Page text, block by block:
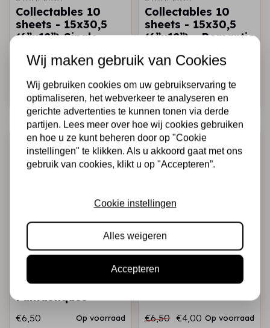
Collectables 10
sheets - 15x30,5
(6”x12”) Single
Op voorraad
Snel toevoegen
Collectables 10
sheets - 15x30,5
(6”x12”) - Romantic
Snel toevoegen
STAMPERIA
Collectables 10
sheets cm 15x30,5
(6”x12”) Voyages
Fantastiques
€6,50 Op voorraad
-38%
-38%
Collectables 10
sheets cm 15x30,5
(6”x12”) Passion
€6,50 €4,00 Op voorraad
Wij maken gebruik van Cookies
Wij gebruiken cookies om uw gebruikservaring te
optimaliseren, het webverkeer te analyseren en
gerichte advertenties te kunnen tonen via derde
partijen. Lees meer over hoe wij cookies gebruiken
en hoe u ze kunt beheren door op "Cookie
instellingen" te klikken. Als u akkoord gaat met ons
gebruik van cookies, klikt u op "Accepteren”.
Cookie instellingen
Alles weigeren
Accepteren